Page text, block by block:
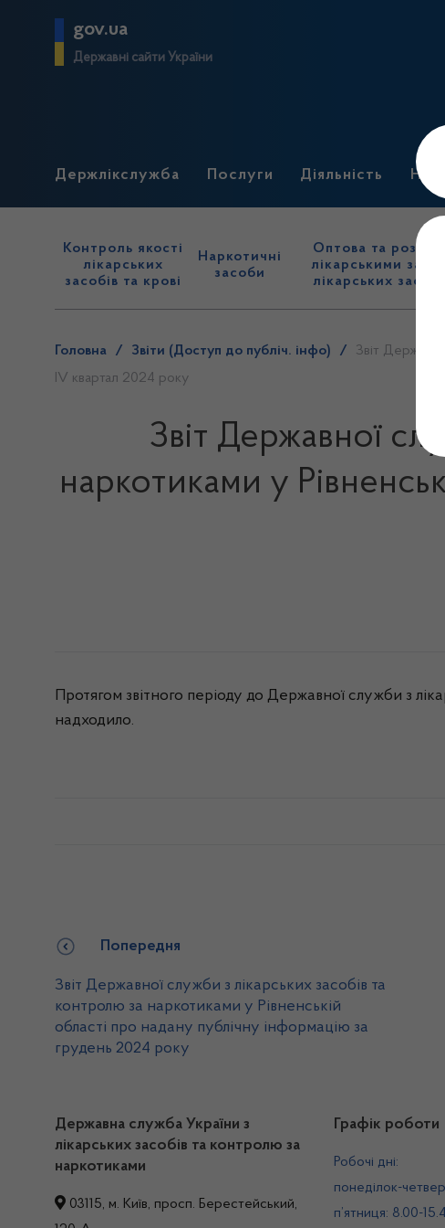
gov.ua
Державні сайти України
Держлікслужба Послуги Діяльність
Контроль якості
лікарських
засобів та крові
Наркотичні
засоби
Оптова та
лікарськими
лікарських
Головна / Звіти (Доступ до публіч. інфо) /
Звіт
IV квартал 2024 року
Звіт Державної
наркотиками у
Протягом звітного періоду до Державної служби з
надходило.
Попередня
Звіт Державної служби з лікарських засобів та
контролю за наркотиками у Рівненській
області про надану публічну інформацію за
грудень 2024 року
Державна служба України з
лікарських засобів та контролю за
наркотиками
03115, м. Київ, просп. Берестейський,
Графік роботи
Робочі дні:
понеділок-
п’ятниця: 8.00-